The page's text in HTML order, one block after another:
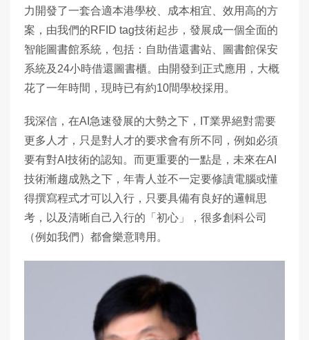
力開發了一套合適本港學校、成本相宜、效用高的方
案，由我們的RFID tag技術起步，發展成一個全面的
智能圖書館系統，包括：自助借還書站、圖書館保安
系統及24小時借還圖書櫃。由開發到正式應用，大概
花了一年時間，現時已有約10間學校採用。
我深信，在AI急速發展的大勢之下，IT業界絕對需要
更多人才，只是對人才的要求會有所不同，例如必須
要有對AI技術的認知。而更重要的一點是，未來在AI
技術漸趨成熟之下，年青人並不一定要修讀電腦或懂
得撰寫程式才可以入行，只要具備有良好的邏輯思
考，以及清晰自己入行的「初心」，很多創科公司
（例如我們）都會樂意聘用。